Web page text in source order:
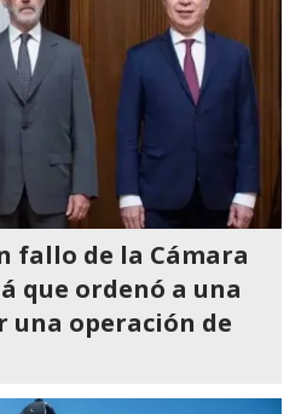
fallo de la Cámara
que ordenó a una
una operación de